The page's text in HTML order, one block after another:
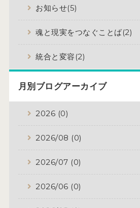
お知らせ(5)
魂と現実をつなぐことば(2)
統合と変容(2)
月別ブログアーカイブ
2026 (0)
2026/08 (0)
2026/07 (0)
2026/06 (0)